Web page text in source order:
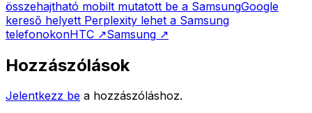
összehajtható mobilt mutatott be a SamsungGoogle
kereső helyett Perplexity lehet a Samsung
telefonokonHTC ↗Samsung ↗
Hozzászólások
Jelentkezz be a hozzászóláshoz.